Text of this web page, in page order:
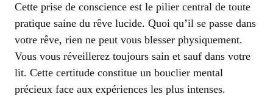
Cette prise de conscience est le pilier central de toute
pratique saine du rêve lucide. Quoi qu’il se passe dans
votre rêve, rien ne peut vous blesser physiquement.
Vous vous réveillerez toujours sain et sauf dans votre
lit. Cette certitude constitue un bouclier mental
précieux face aux expériences les plus intenses.